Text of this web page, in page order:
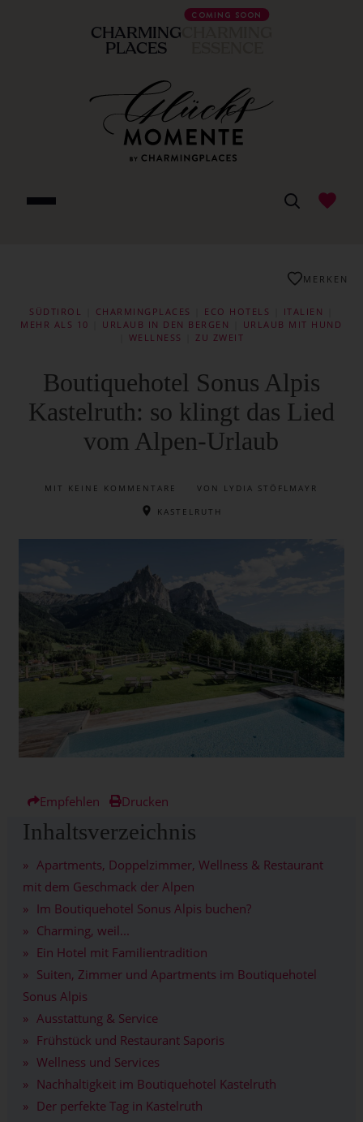
CHARMING
PLACES
COMING SOON
SÜDTIROL CHARMINGPLACES ECO HOTELS ITALIEN
MEHR ALS 10
URLAUB IN DEN BERGEN
URLAUB MIT HUND
WELLNESS |ZU ZWEIT
Boutiquehotel Sonus Alpis
Kastelruth: so klingt das Lied
vom Alpen-Urlaub
MIT KEINE KOMMENTARE VON LYDIA STÖFLMAYR
KASTELRUTH
MERKEN
Empfehlen Drucken
Inhaltsverzeichnis
Apartments, Doppelzimmer, Wellness & Restaurant
mit dem Geschmack der Alpen
Im Boutiquehotel Sonus Alpis buchen?
Charming, weil...
Ein Hotel mit Familientradition
Suiten, Zimmer und Apartments im Boutiquehotel
Sonus Alpis
Ausstattung & Service
Frühstück und Restaurant Saporis
Wellness und Services
Nachhaltigkeit im Boutiquehotel Kastelruth
Der perfekte Tag in Kastelruth